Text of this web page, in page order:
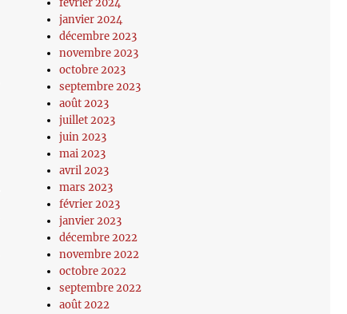
février 2024
janvier 2024
décembre 2023
novembre 2023
octobre 2023
septembre 2023
août 2023
juillet 2023
juin 2023
mai 2023
avril 2023
mars 2023
février 2023
janvier 2023
décembre 2022
novembre 2022
octobre 2022
septembre 2022
août 2022